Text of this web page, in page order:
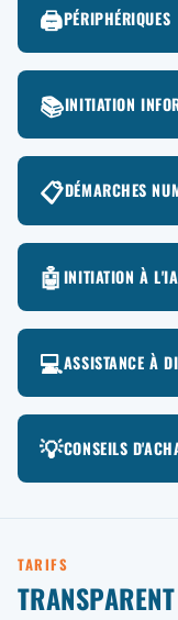
🖨️PÉRIPHÉRIQUES
📚INITIATION
📋DÉMARCHES
🤖INITIATION À L'IA
💻ASSISTANCE À
💡CONSEILS
TARIFS